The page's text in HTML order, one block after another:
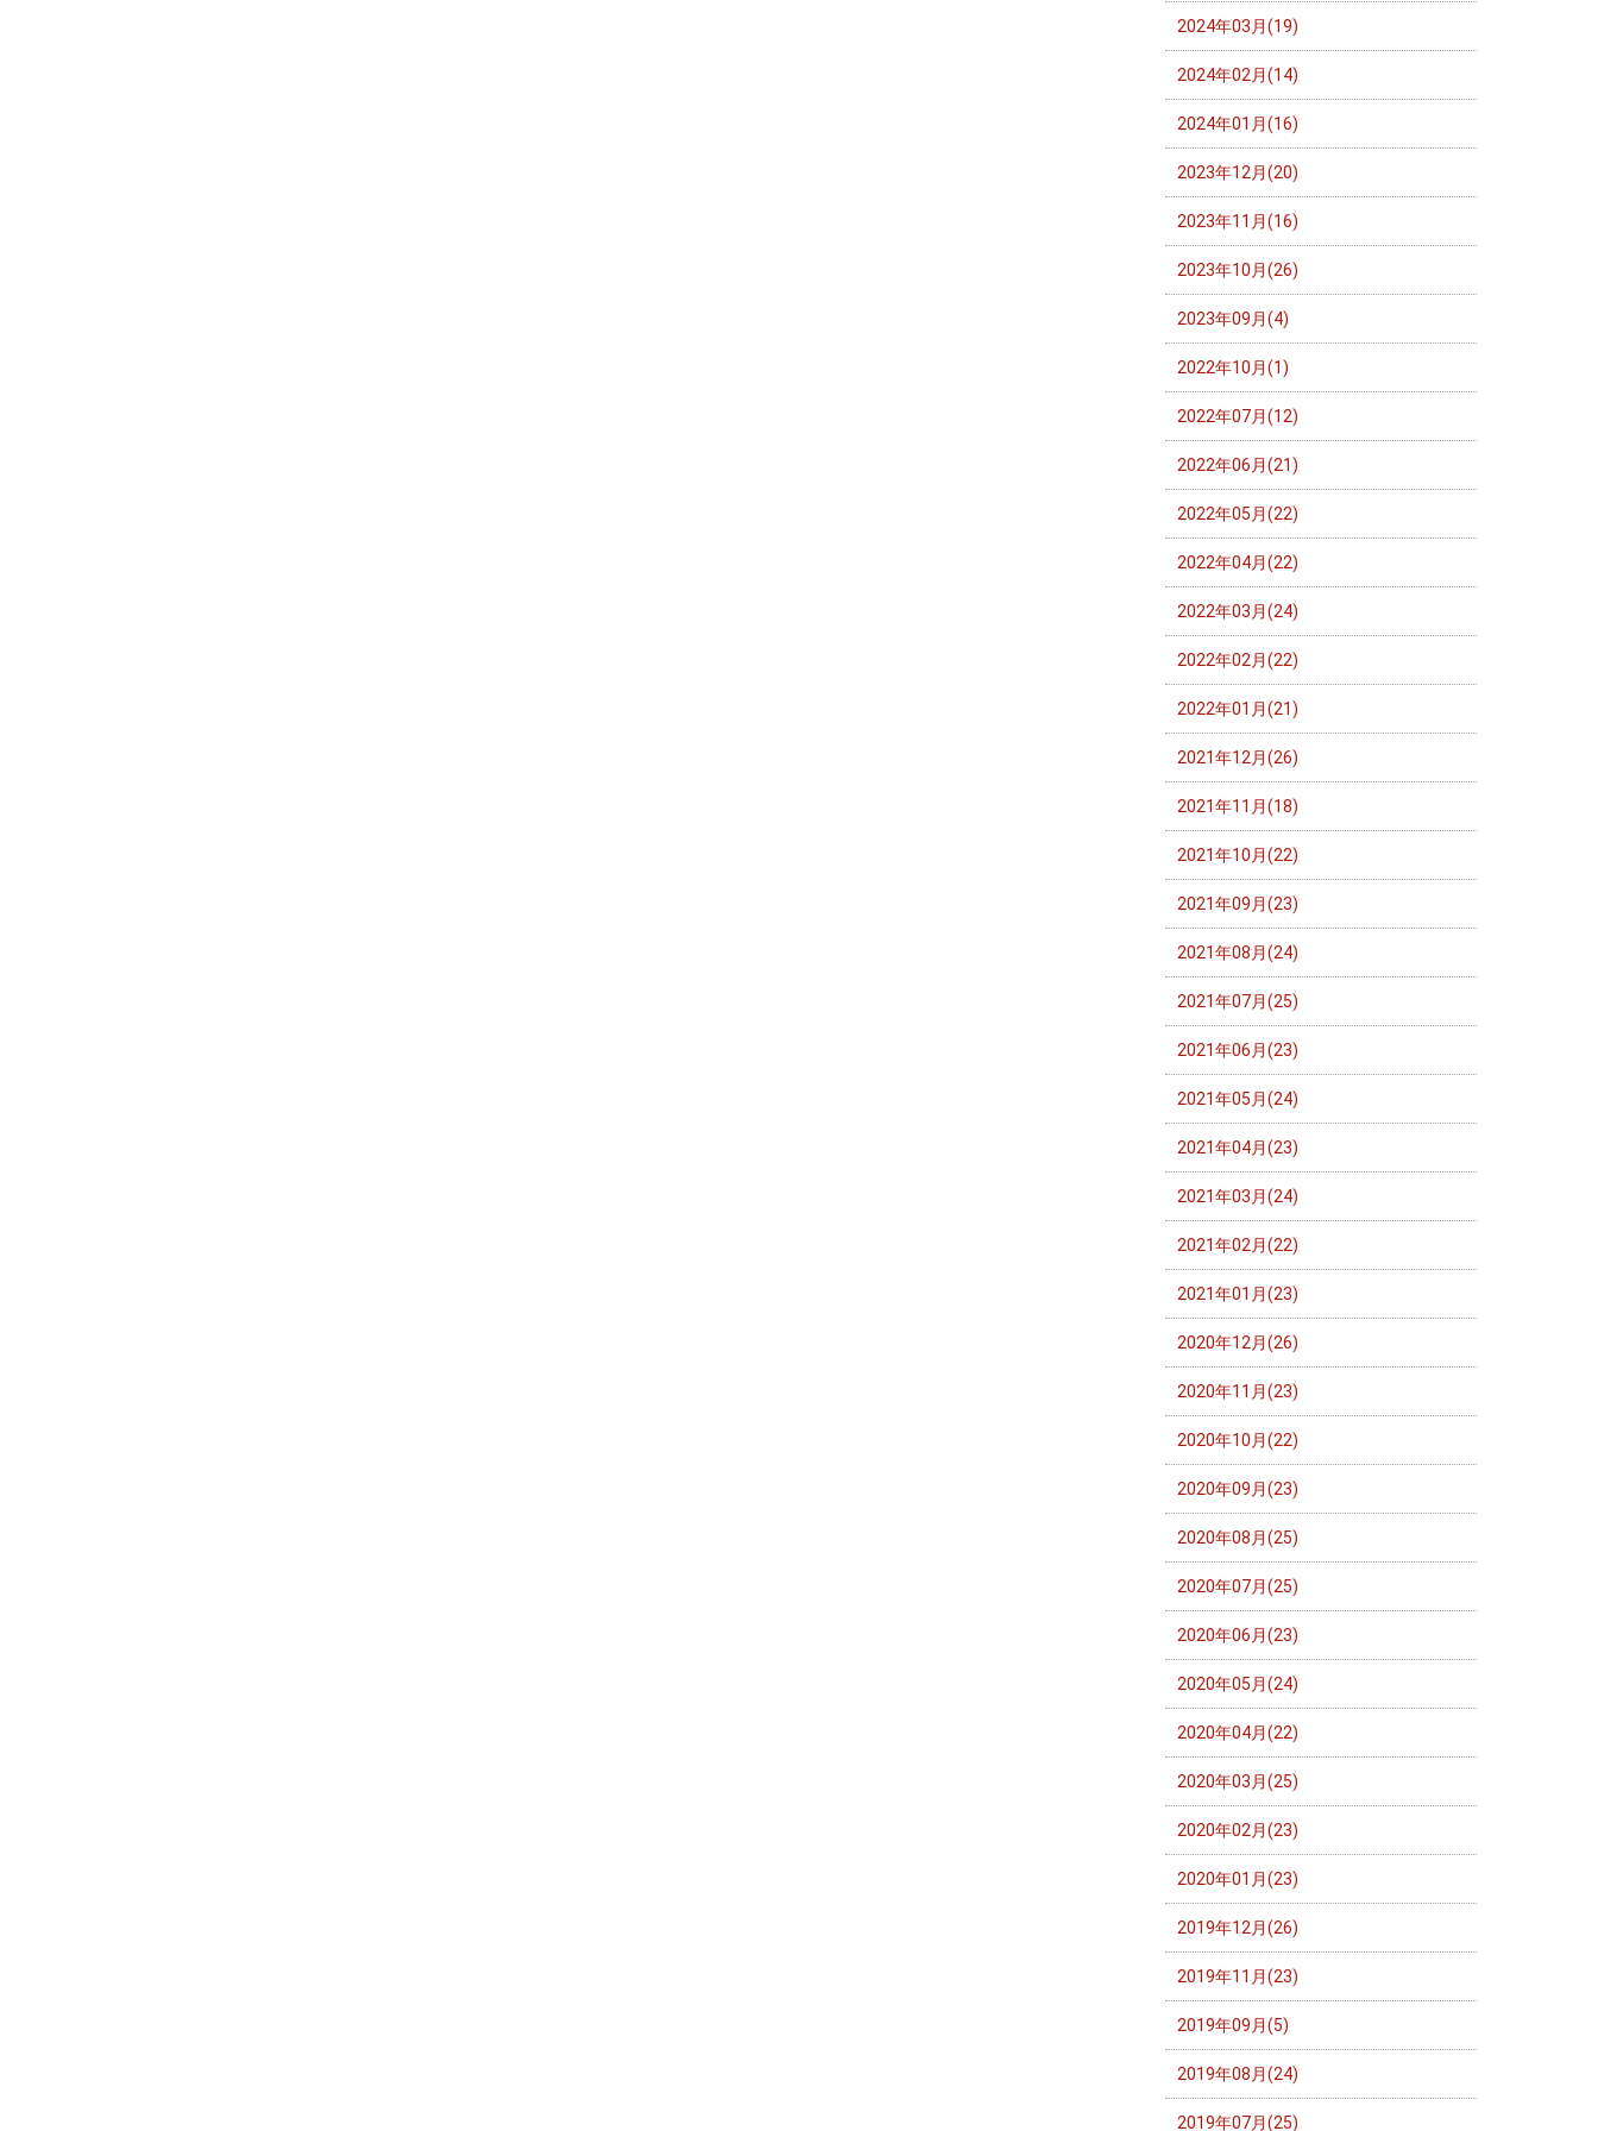
2024年03月(19)
2024年02月(14)
2024年01月(16)
2023年12月(20)
2023年11月(16)
2023年10月(26)
2023年09月(4)
2022年10月(1)
2022年07月(12)
2022年06月(21)
2022年05月(22)
2022年04月(22)
2022年03月(24)
2022年02月(22)
2022年01月(21)
2021年12月(26)
2021年11月(18)
2021年10月(22)
2021年09月(23)
2021年08月(24)
2021年07月(25)
2021年06月(23)
2021年05月(24)
2021年04月(23)
2021年03月(24)
2021年02月(22)
2021年01月(23)
2020年12月(26)
2020年11月(23)
2020年10月(22)
2020年09月(23)
2020年08月(25)
2020年07月(25)
2020年06月(23)
2020年05月(24)
2020年04月(22)
2020年03月(25)
2020年02月(23)
2020年01月(23)
2019年12月(26)
2019年11月(23)
2019年09月(5)
2019年08月(24)
2019年07月(25)